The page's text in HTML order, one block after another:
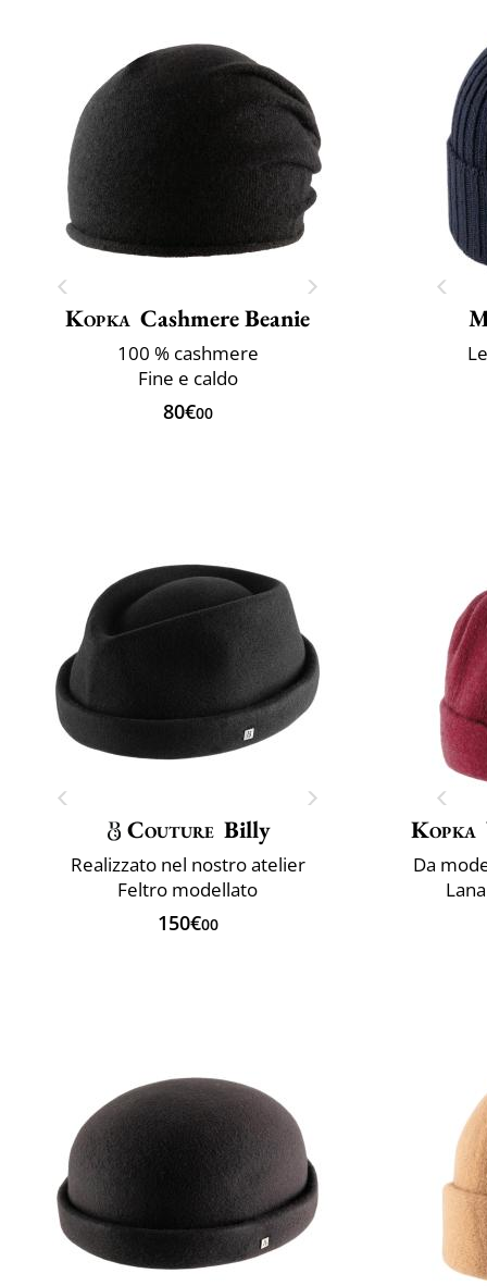
Kopka Cashmere Beanie
100 % cashmere
Fine e caldo
80€00
Couture Billy
Realizzato nel nostro atelier
Feltro modellato
150€00
Kopka
Da